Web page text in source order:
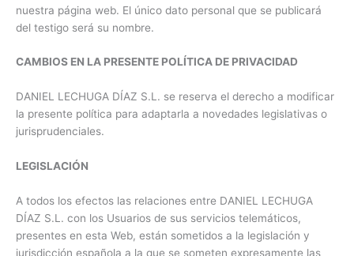
nuestra página web. El único dato personal que se publicará
del testigo será su nombre.
CAMBIOS EN LA PRESENTE POLÍTICA DE PRIVACIDAD
DANIEL LECHUGA DÍAZ S.L. se reserva el derecho a modificar
la presente política para adaptarla a novedades legislativas o
jurisprudenciales.
LEGISLACIÓN
A todos los efectos las relaciones entre DANIEL LECHUGA
DÍAZ S.L. con los Usuarios de sus servicios telemáticos,
presentes en esta Web, están sometidos a la legislación y
jurisdicción española a la que se someten expresamente las